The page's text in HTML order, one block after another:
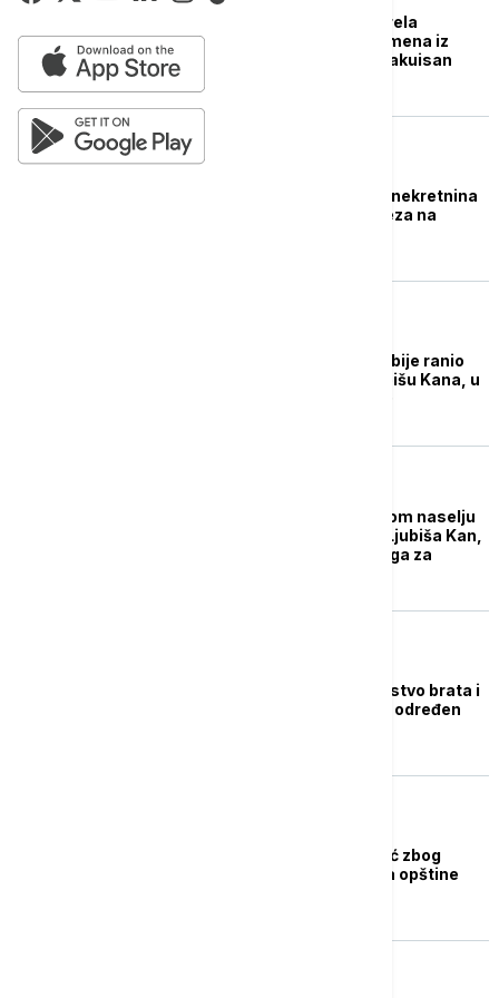
Buktinja u Budvi: Izgorela
luksuzna jahta biznismena iz
Podgorice, vlasnik evakuisan
U Budvi blokirana 601 nekretnina
zbog neplaćenog poreza na
Vijesti: Tinejdžer iz Srbije ranio
Budvanina Marka Ljubišu Kana, u
Pucnjava u budvanskom naselju
Pržno: Ranjen Marko Ljubiša Kan,
policija intenzivno traga za
Osumnjičenom za ubistvo brata i
njegovog sina u Budvi određen
Uhapšen Jovo Mitrović zbog
napad na predsednika opštine